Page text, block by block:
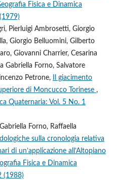
Fisica e Dinamica
Pierluigi Ambrosetti, Giorgio
Giorgio Belluomini, Gilberto
Giovanni Charrier, Cesarina
Gabriella Forno, Salvatore
Petrone,
Il giacimento
di Moncucco Torinese ,
Quaternaria: Vol. 5 No. 1
Forno, Raffaella
sulla cronologia relativa
di un’applicazione all’Altopiano
Fisica e Dinamica
(1988)